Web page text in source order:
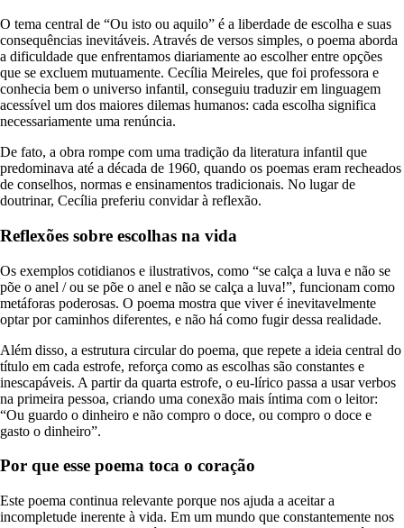
O tema central de “Ou isto ou aquilo” é a liberdade de escolha e suas
consequências inevitáveis. Através de versos simples, o poema aborda
a dificuldade que enfrentamos diariamente ao escolher entre opções
que se excluem mutuamente. Cecília Meireles, que foi professora e
conhecia bem o universo infantil, conseguiu traduzir em linguagem
acessível um dos maiores dilemas humanos: cada escolha significa
necessariamente uma renúncia.
De fato, a obra rompe com uma tradição da literatura infantil que
predominava até a década de 1960, quando os poemas eram recheados
de conselhos, normas e ensinamentos tradicionais. No lugar de
doutrinar, Cecília preferiu convidar à reflexão.
Reflexões sobre escolhas na vida
Os exemplos cotidianos e ilustrativos, como “se calça a luva e não se
põe o anel / ou se põe o anel e não se calça a luva!”, funcionam como
metáforas poderosas. O poema mostra que viver é inevitavelmente
optar por caminhos diferentes, e não há como fugir dessa realidade.
Além disso, a estrutura circular do poema, que repete a ideia central do
título em cada estrofe, reforça como as escolhas são constantes e
inescapáveis. A partir da quarta estrofe, o eu-lírico passa a usar verbos
na primeira pessoa, criando uma conexão mais íntima com o leitor:
“Ou guardo o dinheiro e não compro o doce, ou compro o doce e
gasto o dinheiro”.
Por que esse poema toca o coração
Este poema continua relevante porque nos ajuda a aceitar a
incompletude inerente à vida. Em um mundo que constantemente nos